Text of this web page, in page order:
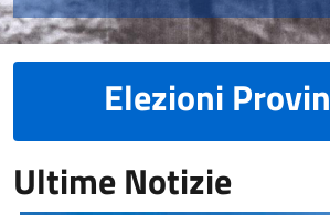
Elezioni
Ultime Notizie